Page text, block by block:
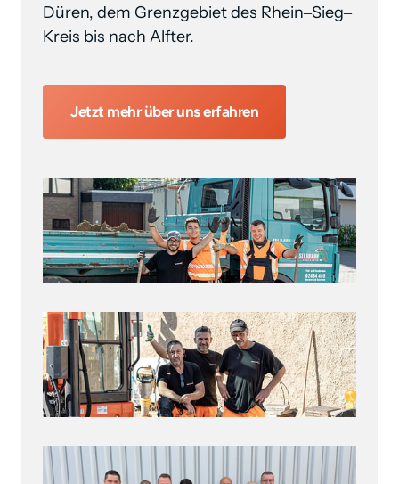
Düren, dem Grenzgebiet des Rhein‒Sieg‒
Kreis bis nach Alfter.
Jetzt mehr über uns erfahren